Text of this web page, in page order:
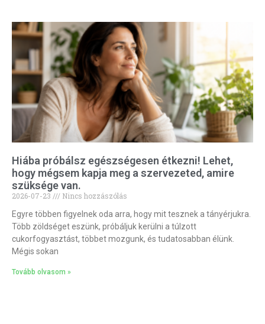
Hiába próbálsz egészségesen étkezni! Lehet,
hogy mégsem kapja meg a szervezeted, amire
szüksége van.
2026-07-23
Nincs hozzászólás
Egyre többen figyelnek oda arra, hogy mit tesznek a tányérjukra.
Több zöldséget eszünk, próbáljuk kerülni a túlzott
cukorfogyasztást, többet mozgunk, és tudatosabban élünk.
Mégis sokan
Tovább olvasom »